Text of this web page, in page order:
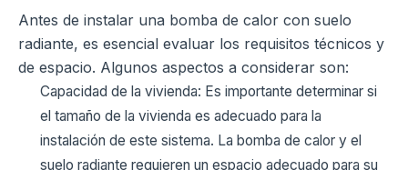
Antes de instalar una bomba de calor con suelo
radiante, es esencial evaluar los requisitos técnicos y
de espacio. Algunos aspectos a considerar son:
Capacidad de la vivienda: Es importante determinar si
el tamaño de la vivienda es adecuado para la
instalación de este sistema. La bomba de calor y el
suelo radiante requieren un espacio adecuado para su